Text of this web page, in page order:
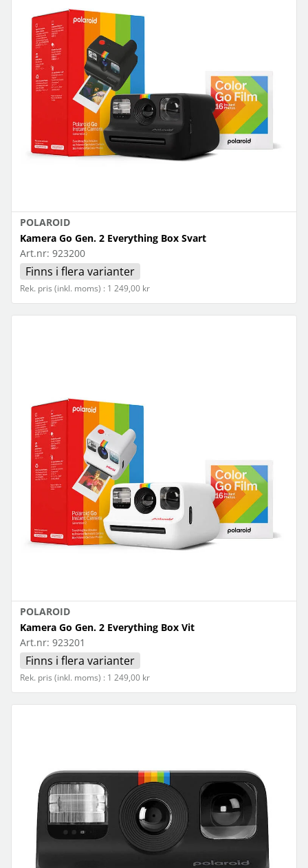
POLAROID
Kamera Go Gen. 2 Everything Box Svart
Art.nr: 923200
Finns i flera varianter
Rek. pris (inkl. moms) : 1 249,00 kr
POLAROID
Kamera Go Gen. 2 Everything Box Vit
Art.nr: 923201
Finns i flera varianter
Rek. pris (inkl. moms) : 1 249,00 kr